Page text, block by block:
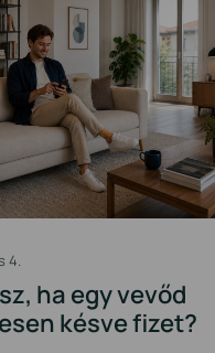
4.
ha egy vevőd
késve fizet?